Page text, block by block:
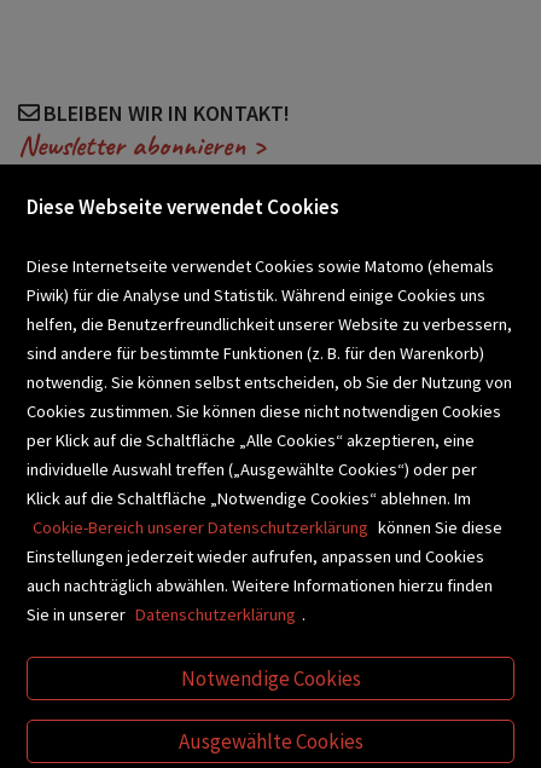
BLEIBEN WIR IN KONTAKT!
Newsletter abonnieren >
SCHULBUCHSERVICE
BUCHEMPFEHLUNGEN
BIBLIOTHEKSSERVICE
VIDEO-TIPPS
VERTRAG WIDERRUFEN
Diese Webseite verwendet Cookies
Diese Internetseite verwendet Cookies sowie Matomo (ehemals
Piwik) für die Analyse und Statistik. Während einige Cookies uns
helfen, die Benutzerfreundlichkeit unserer Website zu verbessern,
sind andere für bestimmte Funktionen (z. B. für den Warenkorb)
notwendig. Sie können selbst entscheiden, ob Sie der Nutzung von
Cookies zustimmen. Sie können diese nicht notwendigen Cookies
per Klick auf die Schaltfläche „Alle Cookies“ akzeptieren, eine
individuelle Auswahl treffen („Ausgewählte Cookies“) oder per
Klick auf die Schaltfläche „Notwendige Cookies“ ablehnen. Im
Cookie-Bereich unserer Datenschutzerklärung können Sie diese
Einstellungen jederzeit wieder aufrufen, anpassen und Cookies
auch nachträglich abwählen. Weitere Informationen hierzu finden
Sie in unserer Datenschutzerklärung .
Notwendige Cookies
Ausgewählte Cookies